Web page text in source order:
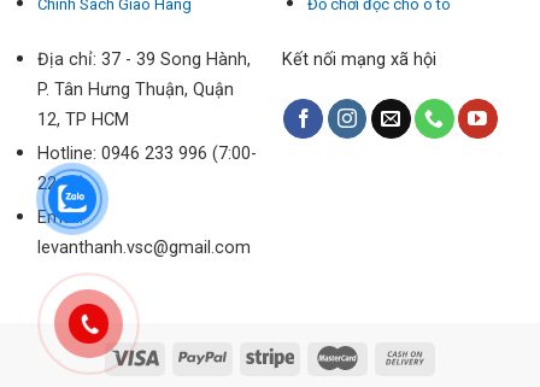
Chính Sách Giao Hàng
Đồ chơi độc cho ô tô
Địa chỉ: 37 - 39 Song Hành,
P. Tân Hưng Thuận, Quận
12, TP HCM
Hotline: 0946 233 996 (7:00-
22:00)
Email:
levanthanh.vsc@gmail.com
Kết nối mạng xã hội